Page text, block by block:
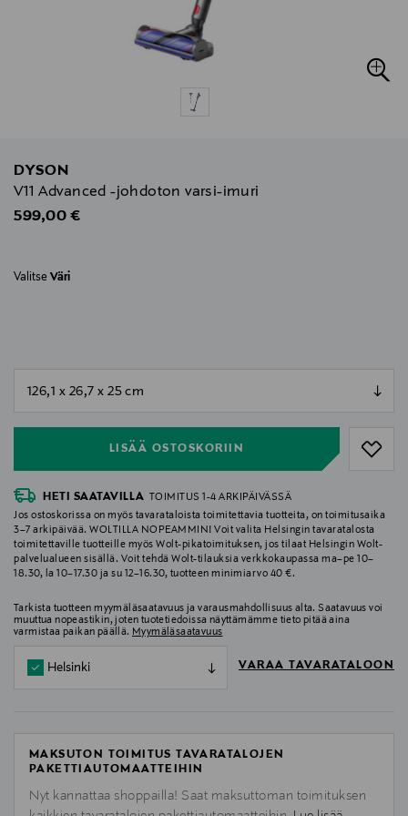
DYSON
V11 Advanced -johdoton varsi-imuri
Original Price
599,00 €
Valitse Väri
LISÄÄ OSTOSKORIIN
HETI SAATAVILLA
TOIMITUS 1-4 ARKIPÄIVÄSSÄ
Jos ostoskorissa on myös tavarataloista toimitettavia tuotteita, on toimitusaika
3–7 arkipäivää. WOLTILLA NOPEAMMIN! Voit valita Helsingin tavaratalosta
toimitettaville tuotteille myös Wolt-pikatoimituksen, jos tilaat Helsingin Wolt-
palvelualueen sisällä. Voit tehdä Wolt-tilauksia verkkokaupassa ma–pe 10–
18.30, la 10–17.30 ja su 12–16.30, tuotteen minimiarvo 40 €.
Tarkista tuotteen myymäläsaatavuus ja varausmahdollisuus alta. Saatavuus voi
muuttua nopeastikin, joten tuotetiedoissa näyttämämme tieto pitää aina
varmistaa paikan päällä. Myymäläsaatavuus
Helsinki VARAA TAVARATALOON
MAKSUTON TOIMITUS TAVARATALOJEN
PAKETTIAUTOMAATTEIHIN
Nyt kannattaa shoppailla! Saat maksuttoman toimituksen